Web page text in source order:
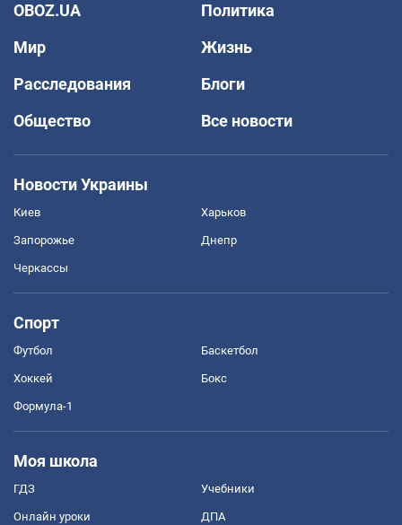
OBOZ.UA
Политика
Мир
Жизнь
Расследования
Блоги
Общество
Все новости
Новости Украины
Киев Харьков
Запорожье Днепр
Черкассы
Спорт
Футбол Баскетбол
Хоккей Бокс
Формула-1
Моя школа
ГДЗ Учебники
Онлайн уроки ДПА